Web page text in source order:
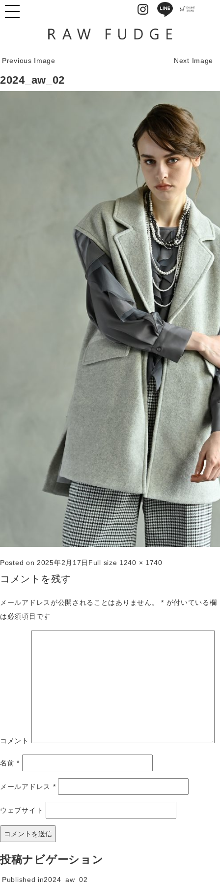
Previous Image Next Image
2024_aw_02
Posted on 2025年2月17日 Full size 1240 × 1740
コメントを残す
メールアドレスが公開されることはありません。 * が付いている欄
は必須項目です
コメント
名前*
メールアドレス *
ウェブサイト
投稿ナビゲーション
Published in2024_aw_02